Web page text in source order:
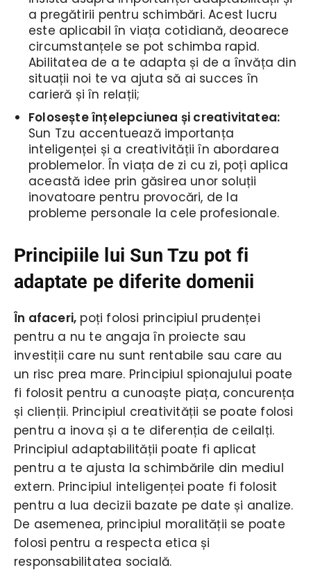
a pregătirii pentru schimbări. Acest lucru
este aplicabil în viața cotidiană, deoarece
circumstanțele se pot schimba rapid.
Abilitatea de a te adapta și de a învăța din
situații noi te va ajuta să ai succes în
carieră și în relații;
Folosește înțelepciunea și creativitatea:
Sun Tzu accentuează importanța
inteligenței și a creativității în abordarea
problemelor. În viața de zi cu zi, poți aplica
această idee prin găsirea unor soluții
inovatoare pentru provocări, de la
probleme personale la cele profesionale.
Principiile lui Sun Tzu pot fi
adaptate pe diferite domenii
În afaceri, poți folosi principiul prudenței
pentru a nu te angaja în proiecte sau
investiții care nu sunt rentabile sau care au
un risc prea mare. Principiul spionajului poate
fi folosit pentru a cunoaște piața, concurența
și clienții. Principiul creativității se poate folosi
pentru a inova și a te diferenția de ceilalți.
Principiul adaptabilității poate fi aplicat
pentru a te ajusta la schimbările din mediul
extern. Principiul inteligenței poate fi folosit
pentru a lua decizii bazate pe date și analize.
De asemenea, principiul moralității se poate
folosi pentru a respecta etica și
responsabilitatea socială.